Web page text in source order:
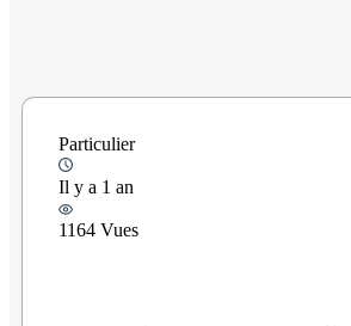
Particulier
Il y a 1 an
1164 Vues